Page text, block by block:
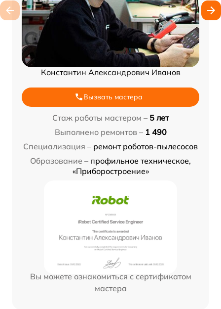
Константин Александрович Иванов
Вызвать мастера
Стаж работы мастером – 5 лет
Выполнено ремонтов – 1 490
Специализация – ремонт роботов-пылесосов
Образование – профильное техническое,
«Приборостроение»
Вы можете ознакомиться с сертификатом
мастера